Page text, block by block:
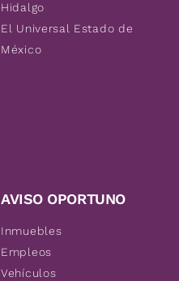
Hidalgo
El Universal Estado de
México
AVISO OPORTUNO
Inmuebles
Empleos
Vehículos